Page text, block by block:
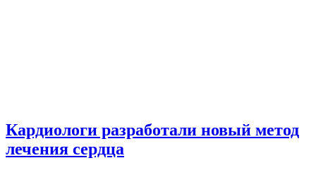
Кардиологи разработали новый метод
лечения сердца